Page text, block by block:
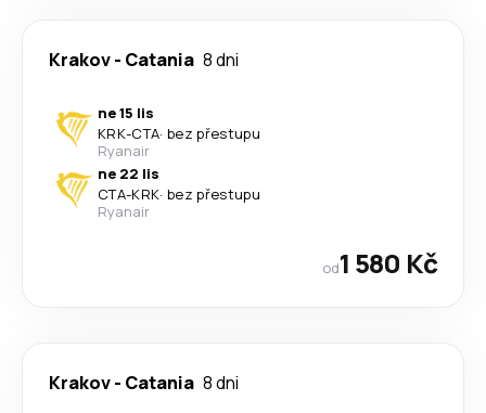
Krakov- Catania 8 dni
ne 15 lis
KRK-CTA· bez přestupu
Ryanair
ne 22 lis
CTA-KRK· bez přestupu
Ryanair
od1 580 Kč
Krakov- Catania 8 dni